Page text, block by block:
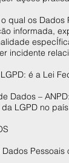
qual os Dados
informada,
incidente
é a Lei
Dados –
LGPD no